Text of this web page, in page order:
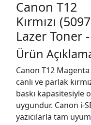
Canon T12
Kırmızı
Lazer Toner
Ürün
Canon T12
canlı ve parlak
baskı kapasitesiyle
uygundur. Canon i-
yazıcılarla tam